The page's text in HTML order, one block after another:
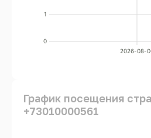
0
1
2026-08-
График посещения
+73010000561